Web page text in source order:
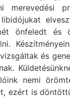
merevedési
önfeledt és
és
nemi
ezért is